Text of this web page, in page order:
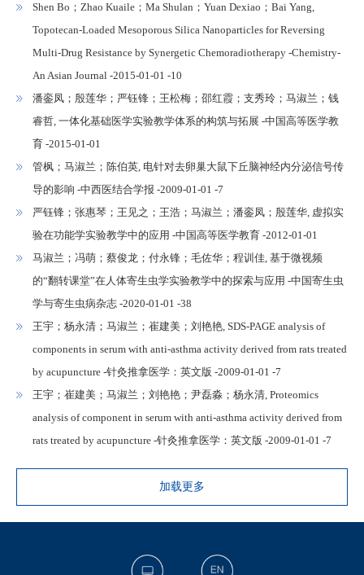
Shen Bo；Zhao Kuaile；Ma Shulan；Yuan Dexiao；Bai Yang,
Topotecan-Loaded Mesoporous Silica Nanoparticles for Reversing
Multi-Drug Resistance by Synergetic Chemoradiotherapy -Chemistry-
An Asian Journal -2015-01-01 -10
潘銮凤；殷莲华；严钰锋；王松梅；邵红霞；支秀玲；马淑兰；钱
睿哲, 一体化基础医学实验教学体系的构筑与拓展 -中国高等医学教
育 -2015-01-01
管枫；马淑兰；陈伯英, 电针对去卵巢大鼠下丘脑神经内分泌信号传
导的影响 -中西医结合学报 -2009-01-01 -7
严钰锋；张惠琴；王见之；王浩；马淑兰；潘銮凤；殷莲华, 虚拟实
验在功能学实验教学中的应用 -中国高等医学教育 -2012-01-01
马淑兰；冯萌；蔡俊龙；付永锋；毛佐华；程训佳, 基于微视频
的“翻转课堂”在人体寄生虫学实验教学中的探索与应用 -中国寄生虫
学与寄生虫病杂志 -2020-01-01 -38
王宇；杨永清；马淑兰；崔建美；刘艳艳, SDS-PAGE analysis of
components in serum with anti-asthma activity derived from rats treated
by acupuncture -针灸推拿医学：英文版 -2009-01-01 -7
王宇；崔建美；马淑兰；刘艳艳；尹磊淼；杨永清, Proteomics
analysis of component in serum with anti-asthma activity derived from
rats treated by acupuncture -针灸推拿医学：英文版 -2009-01-01 -7
加载更多